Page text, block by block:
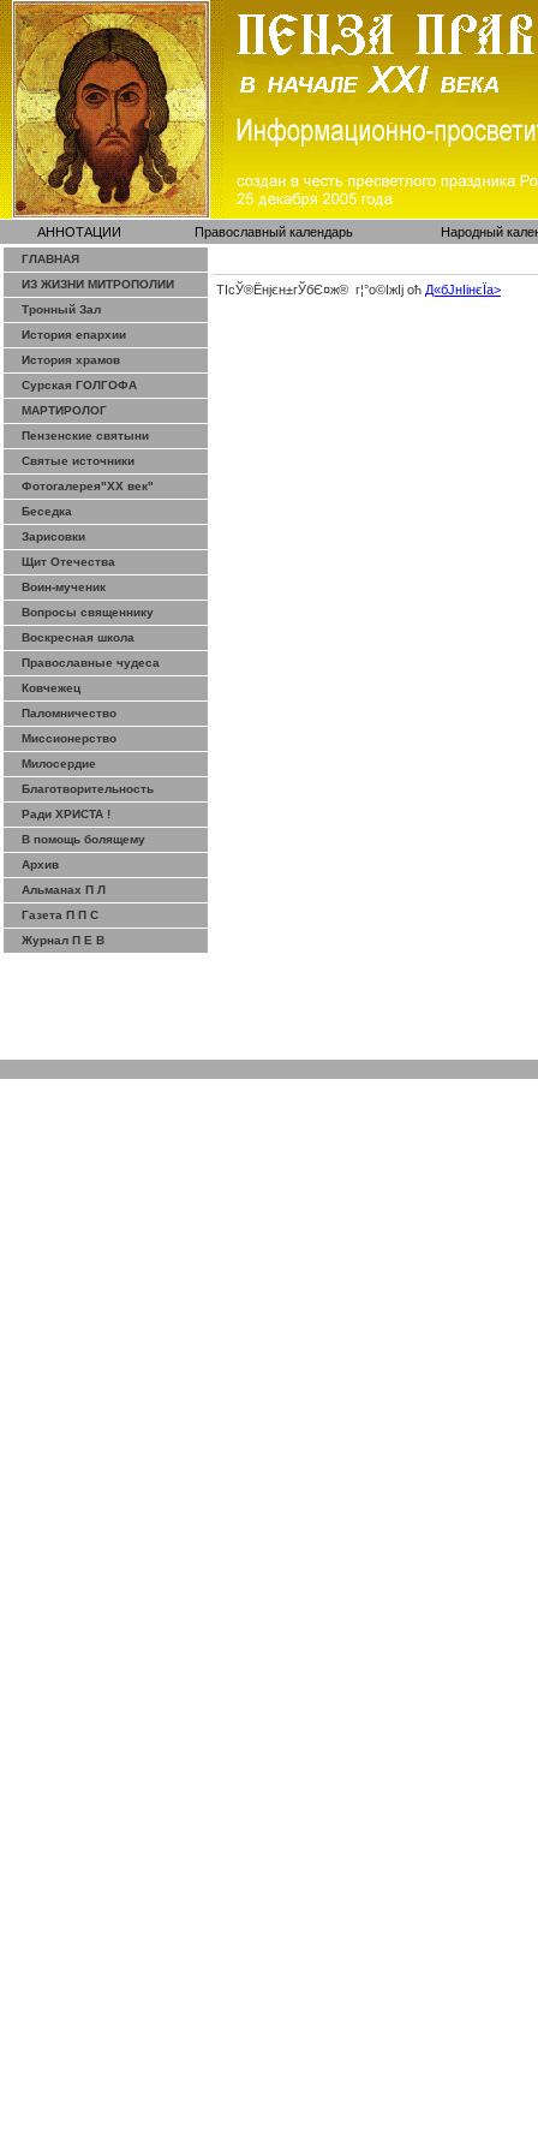
АННОТАЦИИ Православный календарь Народный
ГЛАВНАЯ
ИЗ ЖИЗНИ МИТРОПОЛИИ
Тронный Зал
История епархии
История храмов
Сурская ГОЛГОФА
МАРТИРОЛОГ
Пензенские святыни
Святые источники
Фотогалерея"ХХ век"
Беседка
Зарисовки
Щит Отечества
Воин-мученик
Вопросы священнику
Воскресная школа
Православные чудеса
Ковчежец
Паломничество
Миссионерство
Милосердие
Благотворительность
Ради ХРИСТА !
В помощь болящему
Архив
Альманах П Л
Газета П П С
Журнал П Е В
ТІсЎ®Ёнјєн±­гЎ­бЄ¤ж® г¦°о©ІжІј оћ Д«бЈ­нІінєЇa>